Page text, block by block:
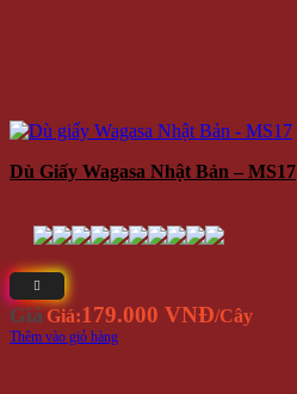
Dù Giấy Wagasa Nhật Bản – MS17
Giá Giá:179.000 VNĐ/Cây
Thêm vào giỏ hàng